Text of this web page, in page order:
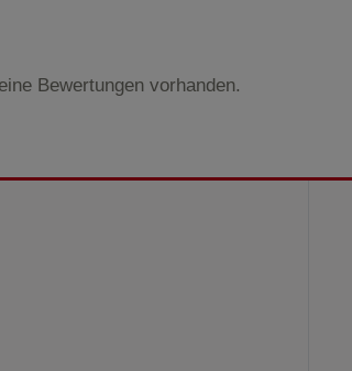
Bewertungen vorhanden.